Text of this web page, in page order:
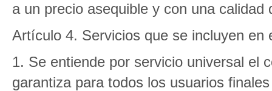
a un precio asequible y con una calidad
Artículo 4. Servicios que se incluyen en
1. Se entiende por servicio universal el
garantiza para todos los usuarios